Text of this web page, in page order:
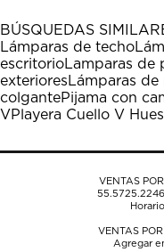
1
estrella
Esta
acción
abrirá
el
formulario
envío.
estrellas.
Esta
acción
abrirá
el
formulario
envío.
estrellas.
Esta
acción
abrirá
el
formulario
envío.
estrellas.
Esta
acción
abrirá
el
envío.
Esta
abrirá
el
envío.
BÚSQUEDAS
Lámparas de techo
escritorioLamparas de
exteriores Lámparas de
colgantePijama con
VPlayera Cuello V
VENTAS
55.5725.2246
VENTAS
Agregar